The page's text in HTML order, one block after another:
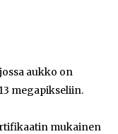
aukko on
megapikseliin.
mukainen